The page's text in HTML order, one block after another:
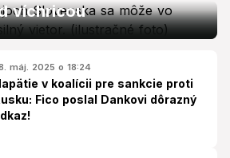
víchricou
máj. 2025 o 18:24
v koalícii pre sankcie proti
Fico poslal Dankovi dôrazný